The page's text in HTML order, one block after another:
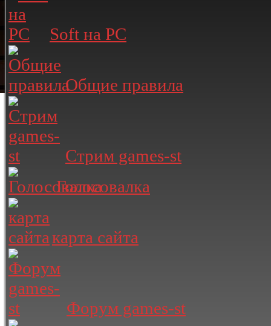
Soft на PC
Общие правила
Стрим games-st
Голосовалка
карта сайта
Форум games-st